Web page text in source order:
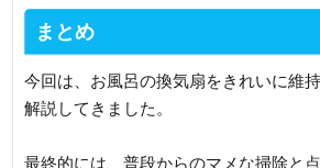
まとめ
今回は、お風呂の換気扇をきれいに維
解説してきました。
最終的には、普段からのマメな掃除と